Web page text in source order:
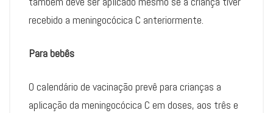
recebido a meningocócica C anteriormente.
Para bebês
O calendário de vacinação prevê para crianças a
aplicação da meningocócica C em doses, aos três e